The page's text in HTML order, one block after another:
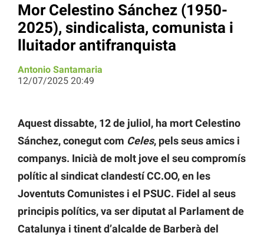
Mor Celestino Sánchez (1950-
2025), sindicalista, comunista i
lluitador antifranquista
Antonio Santamaria
12/07/2025 20:49
Aquest dissabte, 12 de juliol, ha mort Celestino
Sánchez, conegut com Celes, pels seus amics i
companys. Inicià de molt jove el seu compromís
polític al sindicat clandestí CC.OO, en les
Joventuts Comunistes i el PSUC. Fidel al seus
principis polítics, va ser diputat al Parlament de
Catalunya i tinent d’alcalde de Barberà del